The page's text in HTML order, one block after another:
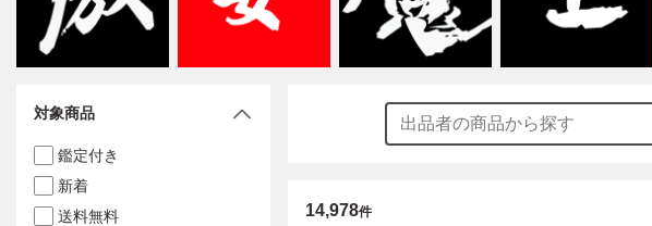
https://
サービス
14,978件
対象商品
鑑定付き
新着
送料無料